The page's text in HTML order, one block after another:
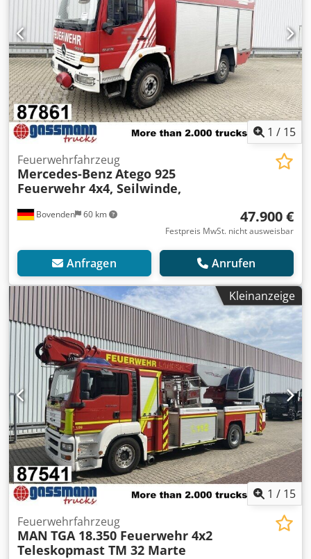
1 / 15
Bovenden 60 km
Feuerwehrfahrzeug
Mercedes-BenzAtego 925
Feuerwehr 4x4, Seilwinde,
47.900 €
Festpreis MwSt. nicht ausweisbar
Anfragen Anrufen
Kleinanzeige
1 / 15
Feuerwehrfahrzeug
MAN TGA 18.350 Feuerwehr 4x2
Teleskopmast TM 32 Marte